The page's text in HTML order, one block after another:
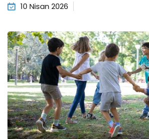
10 Nisan 2026